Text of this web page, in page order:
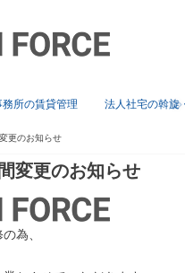
務所の賃貸管理 法人社宅の斡旋
更のお知らせ
変更のお知らせ
為、